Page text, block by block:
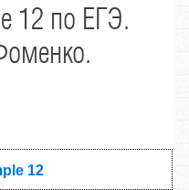
12 по ЕГЭ.
12